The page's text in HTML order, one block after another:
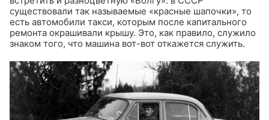
существовали так называемые «красные шапочки», то
есть автомобили такси, которым после капитального
ремонта окрашивали крышу. Это, как правило, служило
знаком того, что машина вот-вот откажется служить.